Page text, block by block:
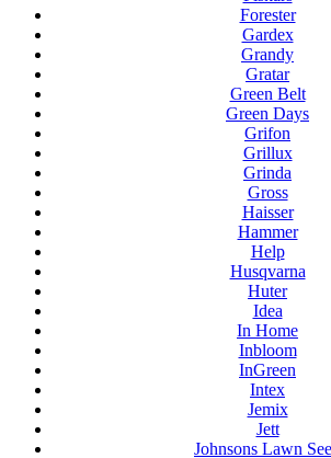
Forester
Gardex
Grandy
Gratar
Green Belt
Green Days
Grifon
Grillux
Grinda
Gross
Haisser
Hammer
Help
Husqvarna
Huter
Idea
In Home
Inbloom
InGreen
Intex
Jemix
Jett
Johnsons Lawn